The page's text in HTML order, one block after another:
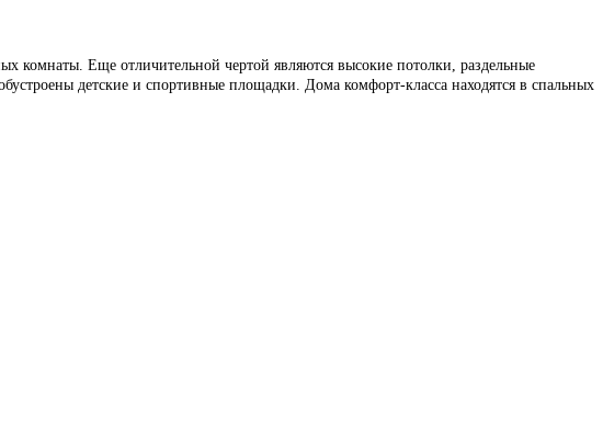
комнаты. Еще отличительной чертой являются высокие потолки, раздельные
детские и спортивные площадки. Дома комфорт-класса находятся в спальных